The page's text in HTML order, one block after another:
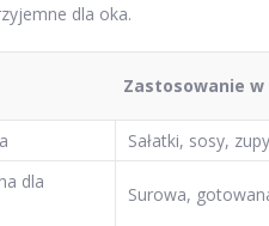
dla oka.
Zastosowanie w
Sałatki, sosy, zupy
dla
Surowa,